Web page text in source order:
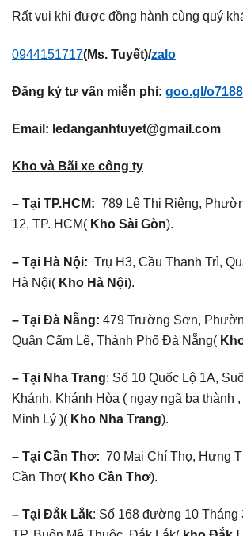
Rất vui khi được đồng hành cùng quý
0944151717(Ms. Tuyết)/zalo
Đăng ký tư vấn miễn phí: goo.gl/
Email: ledanganhtuyet@gmail.com
Kho và Bãi xe công ty
– Tại TP.HCM: 789 Lê Thị Riêng,
12, TP. HCM( Kho Sài Gòn).
– Tại Hà Nội: Trụ H3, Cầu Thanh Trì,
Hà Nội( Kho Hà Nội).
– Tại Đà Nẵng: 479 Trường Sơn,
Quận Cẩm Lệ, Thành Phố Đà Nẵng(
– Tại Nha Trang: Số 10 Quốc Lộ 1A,
Khánh, Khánh Hòa ( ngay ngã ba thành
Minh Lý )( Kho Nha Trang).
– Tại Cần Thơ: 70 Mai Chí Thọ, Hưng
Cần Thơ( Kho Cần Thơ).
– Tại Đắk Lắk: Số 168 đường 10 Tháng